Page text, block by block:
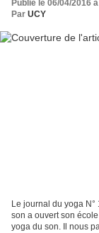
Publié le 06/04/2016
Par UCY
Le journal du yoga
son a ouvert son
yoga du son. Il nous